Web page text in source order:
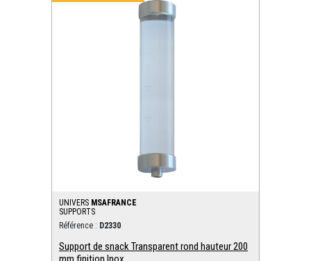
UNIVERS MSAFRANCE
SUPPORTS
Référence : D2330
Support de snack Transparent rond hauteur 200